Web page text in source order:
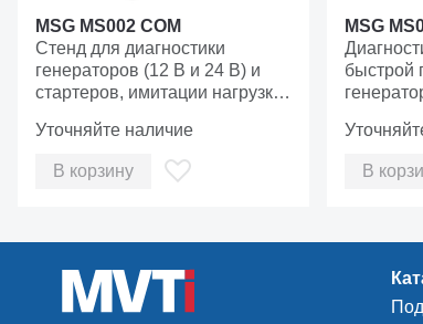
MSG MS002 COM
Cтенд для диагностики
генераторов (12 В и 24 В) и
стартеров, имитации нагрузки
Уточняйте наличие
В корзину
MSG
быстрой
В